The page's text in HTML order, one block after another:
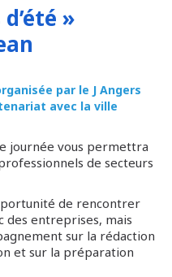
»
par le J Angers
avec la ville
journée vous permettra
de secteurs
de rencontrer
des entreprises, mais
sur la rédaction
et sur la préparation